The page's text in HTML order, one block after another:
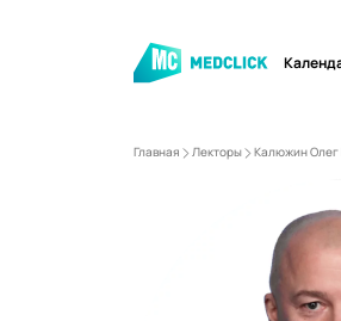
Главная Лекторы Калюжин Олег